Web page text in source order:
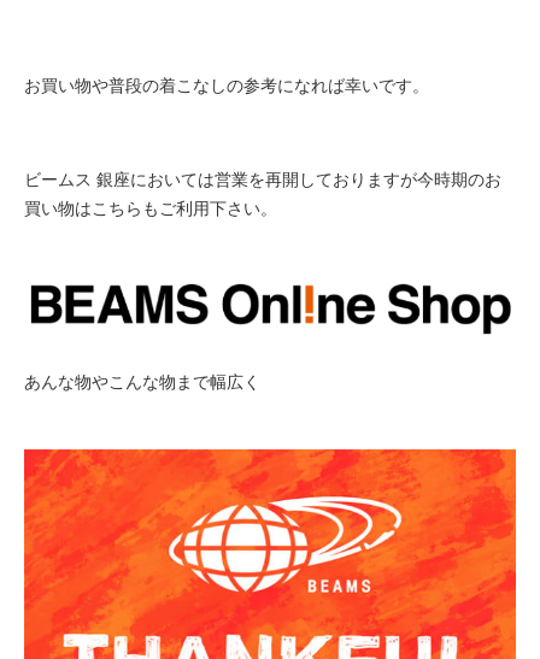
お買い物や普段の着こなしの参考になれば幸いです。
ビームス 銀座においては営業を再開しておりますが今時期のお
買い物はこちらもご利用下さい。
あんな物やこんな物まで幅広く